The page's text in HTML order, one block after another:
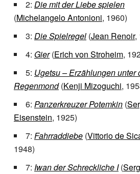
2: Die mit der Liebe spielen
(Michelangelo Antonioni, 1960)
3: Die Spielregel (Jean Renoir,
4: Gier(Erich von Stroheim,
5: Ugetsu – Erzählungen unter
Regenmond(Kenji Mizoguchi,
6: Panzerkreuzer Potemkin (
Eisenstein, 1925)
7: Fahrraddiebe (Vittorio de
1948)
7: Iwan der Schreckliche I(